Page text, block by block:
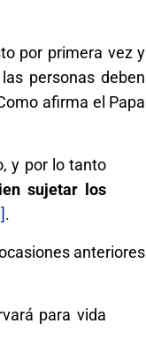
por primera vez y
personas deben
afirma el Papa
y por lo tanto
sujetar los
.
anteriores
para vida